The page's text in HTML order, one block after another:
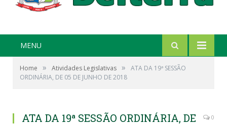
MENU
Home » Atividades Legislativas »
ATA DA 19ª SESSÃO
ORDINÁRIA, DE 05 DE JUNHO DE 2018
ATA DA 19ª SESSÃO ORDINÁRIA, DE
0